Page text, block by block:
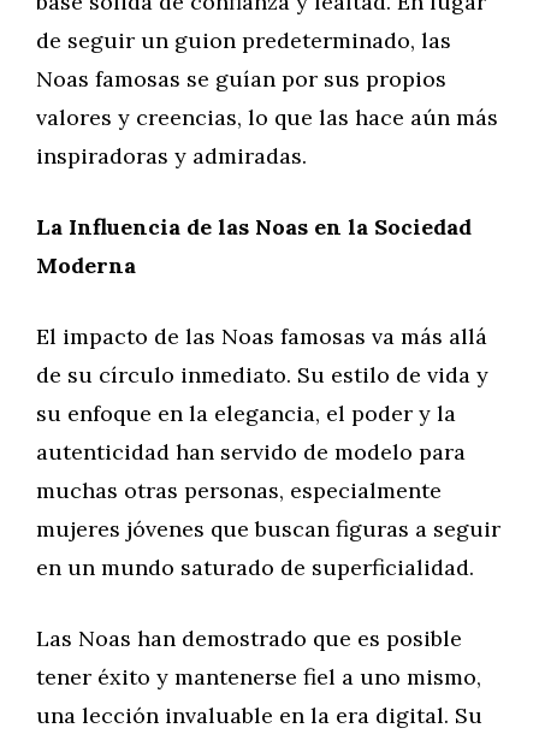
de seguir un guion predeterminado, las
Noas famosas se guían por sus propios
valores y creencias, lo que las hace aún más
inspiradoras y admiradas.
La Influencia de las Noas en la Sociedad
Moderna
El impacto de las Noas famosas va más allá
de su círculo inmediato. Su estilo de vida y
su enfoque en la elegancia, el poder y la
autenticidad han servido de modelo para
muchas otras personas, especialmente
mujeres jóvenes que buscan figuras a seguir
en un mundo saturado de superficialidad.
Las Noas han demostrado que es posible
tener éxito y mantenerse fiel a uno mismo,
una lección invaluable en la era digital. Su